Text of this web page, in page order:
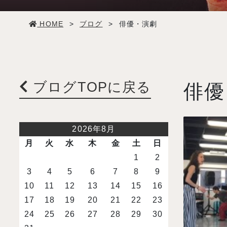
オープンキャンパス
訪問者別メニュー
HOME > ブログ > 俳優・演劇
俳
ブログTOPに戻る
2026年8月
月
火 水 木 金 土
日
1
2
3
4 5 6 7 8
9
10
11 12 13 14 15
16
17
18 19 20 21 22
23
24
25 26 27 28 29
30